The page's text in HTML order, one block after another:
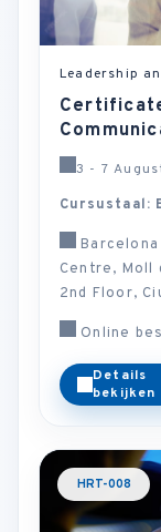
Leadership
3 - 7
Cursustaal:
Centre, Moll
2nd Floor,
Online
Details
bekijken
HRT-008